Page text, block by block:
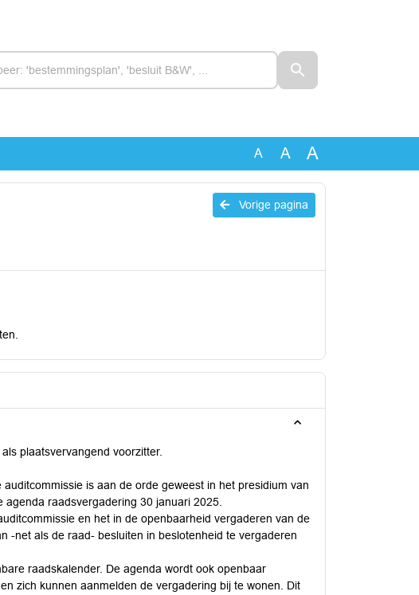
A A A
Vorige pagina
plaatsvervangend voorzitter.
is aan de orde geweest in het presidium van
raadsvergadering 30 januari 2025.
en het in de openbaarheid vergaderen van de
-net als de raad- besluiten in beslotenheid te vergaderen
raadskalender. De agenda wordt ook openbaar
zich kunnen aanmelden de vergadering bij te wonen. Dit